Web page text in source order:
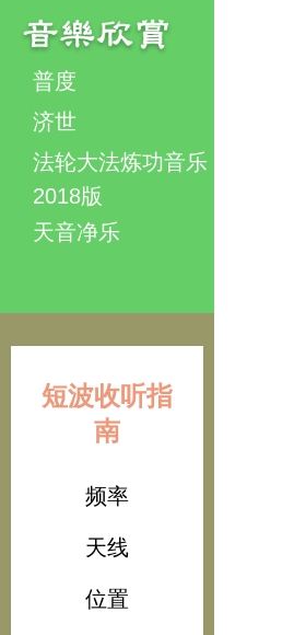
普度
济世
法轮大法炼功音乐
2018版
天音净乐
短波收听指
南
频率
天线
位置